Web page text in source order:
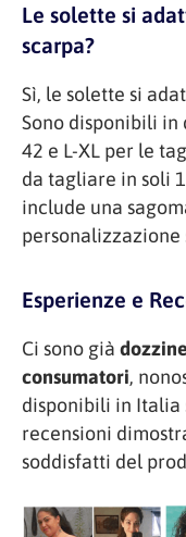
Le solette si
scarpa?
Sì, le solette si
Sono disponibili in
42 e L-XL per le
da tagliare in soli
include una
personalizzazione
Esperienze e
Ci sono già
consumatori,
disponibili in Italia
recensioni
soddisfatti del